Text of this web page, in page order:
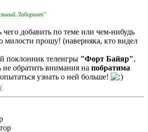
Лабиринт"
чего добавить по теме или чем-нибудь
милости прошу! (наверняка, кто видел
поклонник телеигры "Форт Байяр",
обратить внимания на побратима
узнать о ней больше!